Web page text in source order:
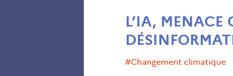
L’IA, MENACE
#changement climatique